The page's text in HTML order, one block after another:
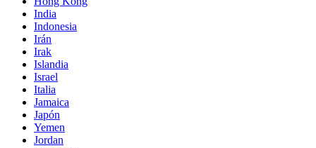
India
Indonesia
Irán
Irak
Islandia
Israel
Italia
Jamaica
Japón
Yemen
Jordan